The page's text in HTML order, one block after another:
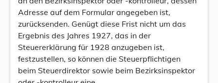
Adresse auf dem Formular angegeben ist,
zurücksenden. Genügt diese Frist nicht um das
Ergebnis des Jahres 1927, das in der
Steuererklärung für 1928 anzugeben ist,
festzustellen, so können die Steuerpflichtigen
beim Steuerdirektor sowie beim Bezirksinspektor